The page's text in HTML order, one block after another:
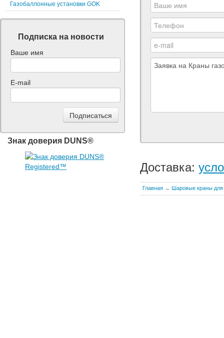
Доставка:
Главная → Шаровые краны для
Газобаллонные установки GOK
Подписка на новости
Ваше имя
E-mail
Знак доверия DUNS®